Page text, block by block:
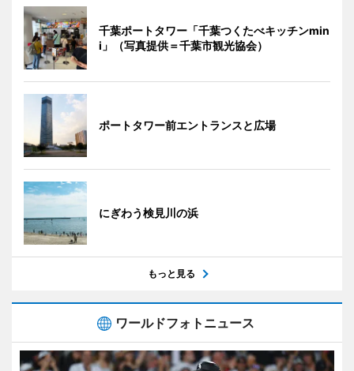
千葉ポートタワー「千葉つくたべキッチンmin
i」（写真提供＝千葉市観光協会）
ポートタワー前エントランスと広場
にぎわう検見川の浜
もっと見る
ワールドフォトニュース